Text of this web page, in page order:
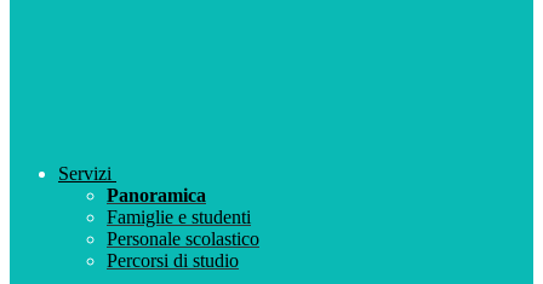
Servizi
Panoramica
Famiglie e studenti
Personale scolastico
Percorsi di studio